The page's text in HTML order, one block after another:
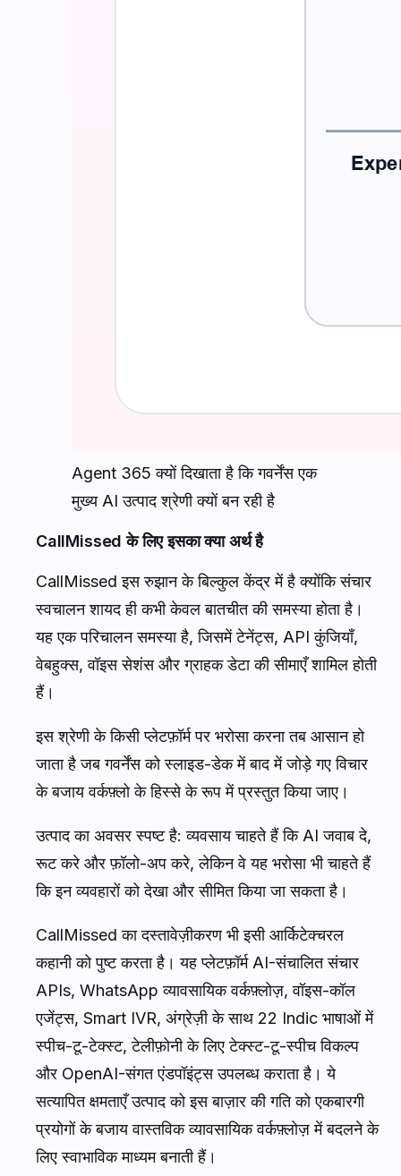
Agent 365 क्यों दिखाता है कि गवर्नेंस एक
मुख्य AI उत्पाद श्रेणी क्यों बन रही है
CallMissed के लिए इसका क्या अर्थ है
CallMissed इस रुझान के बिल्कुल केंद्र में है क्योंकि संचार
स्वचालन शायद ही कभी केवल बातचीत की समस्या होता है।
यह एक परिचालन समस्या है, जिसमें टेनेंट्स, API कुंजियाँ,
वेबहुक्स, वॉइस सेशंस और ग्राहक डेटा की सीमाएँ शामिल होती
हैं।
इस श्रेणी के किसी प्लेटफ़ॉर्म पर भरोसा करना तब आसान हो
जाता है जब गवर्नेंस को स्लाइड-डेक में बाद में जोड़े गए विचार
के बजाय वर्कफ़्लो के हिस्से के रूप में प्रस्तुत किया जाए।
उत्पाद का अवसर स्पष्ट है: व्यवसाय चाहते हैं कि AI जवाब दे,
रूट करे और फ़ॉलो-अप करे, लेकिन वे यह भरोसा भी चाहते हैं
कि इन व्यवहारों को देखा और सीमित किया जा सकता है।
CallMissed का दस्तावेज़ीकरण भी इसी आर्किटेक्चरल
कहानी को पुष्ट करता है। यह प्लेटफ़ॉर्म AI-संचालित संचार
APIs, WhatsApp व्यावसायिक वर्कफ़्लोज़, वॉइस-कॉल
एजेंट्स, Smart IVR, अंग्रेज़ी के साथ 22 Indic भाषाओं में
स्पीच-टू-टेक्स्ट, टेलीफ़ोनी के लिए टेक्स्ट-टू-स्पीच विकल्प
और OpenAI-संगत एंडपॉइंट्स उपलब्ध कराता है। ये
सत्यापित क्षमताएँ उत्पाद को इस बाज़ार की गति को एकबारगी
प्रयोगों के बजाय वास्तविक व्यावसायिक वर्कफ़्लोज़ में बदलने के
लिए स्वाभाविक माध्यम बनाती हैं।